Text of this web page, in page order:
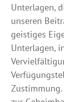
Unterlagen,
unseren
geistiges
Unterlagen,